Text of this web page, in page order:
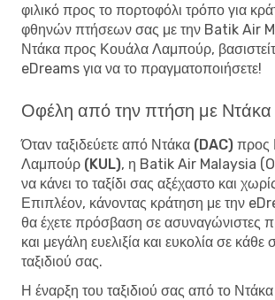
φιλικό προς το πορτοφόλι τρόπο για
φθηνών πτήσεων σας με την Batik Air
Ντάκα προς Κουάλα Λαμπούρ,
eDreams για να το πραγματοποιήσετε!
Οφέλη από την πτήση με Ντάκα
Όταν ταξιδεύετε από Ντάκα (DAC)
Λαμπούρ (KUL), η Batik Air Malaysia
να κάνει το ταξίδι σας αξέχαστο και
Επιπλέον, κάνοντας κράτηση με την
θα έχετε πρόσβαση σε ασυναγώνιστες
και μεγάλη ευελιξία και ευκολία σε κάθε
ταξιδιού σας.
Η έναρξη του ταξιδιού σας από το